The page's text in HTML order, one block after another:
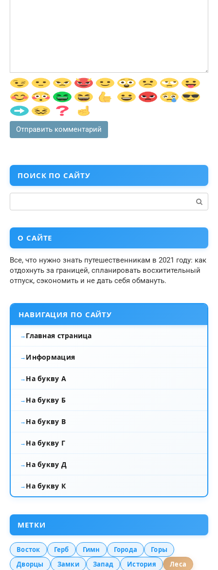
ПОИСК ПО САЙТУ
Поиск:
О САЙТЕ
Все, что нужно знать путешественникам в 2021 году: как
отдохнуть за границей, спланировать восхитительный
отпуск, сэкономить и не дать себя обмануть.
НАВИГАЦИЯ ПО САЙТУ
Главная страница
Информация
На букву А
На букву Б
На букву В
На букву Г
На букву Д
На букву К
МЕТКИ
Восток Герб Гимн Города
Горы
Дворцы
Замки Запад История
Леса